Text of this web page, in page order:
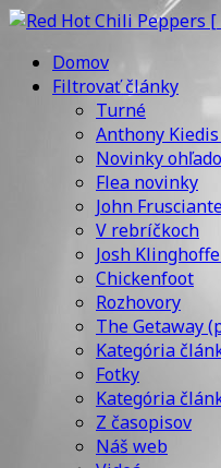
Domov
Filtrovať články
Turné
Anthony
Novinky
Flea novinky
John
V rebríčkoch
Josh
Chickenfoot
Rozhovory
The Getaway
Kategória
Fotky
Kategória
Z časopisov
Náš web